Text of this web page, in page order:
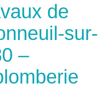
de
sur-
–